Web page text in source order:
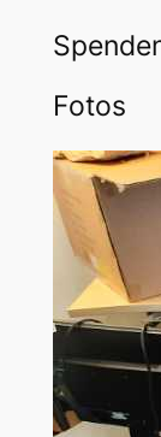
Fotos